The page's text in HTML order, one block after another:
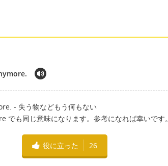
- 失う物などもう何もない
も同じ意味になります。参考になれば幸いです。
役に立った 26